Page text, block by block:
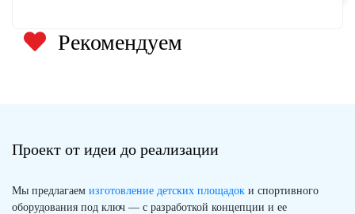
Рекомендуем
Проект от идеи до реализации
Мы предлагаем изготовление детских площадок и спортивного
оборудования под ключ — с разработкой концепции и ее